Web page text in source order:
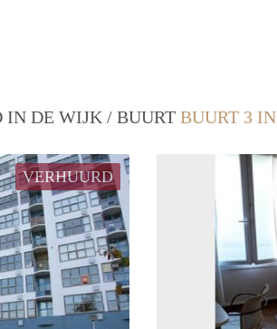
IN DE WIJK / BUURT BUURT 3
VERHUURD